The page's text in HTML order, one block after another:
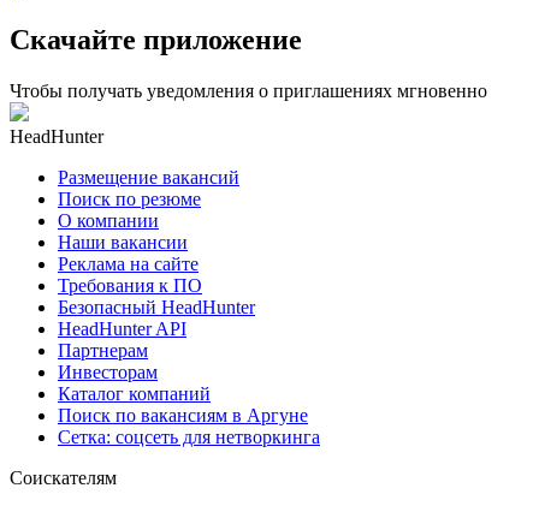
Скачайте приложение
Чтобы получать уведомления о приглашениях мгновенно
HeadHunter
Размещение вакансий
Поиск по резюме
О компании
Наши вакансии
Реклама на сайте
Требования к ПО
Безопасный HeadHunter
HeadHunter API
Партнерам
Инвесторам
Каталог компаний
Поиск по вакансиям в Аргуне
Сетка: соцсеть для нетворкинга
Соискателям